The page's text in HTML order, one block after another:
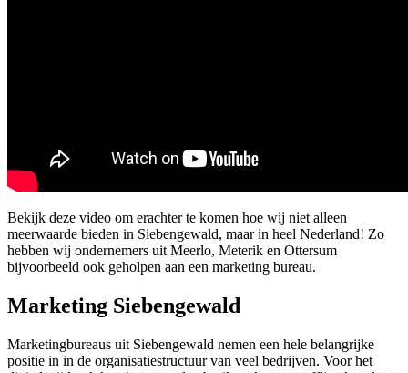
Bekijk deze video om erachter te komen hoe wij niet alleen
meerwaarde bieden in Siebengewald, maar in heel Nederland! Zo
hebben wij ondernemers uit Meerlo, Meterik en Ottersum
bijvoorbeeld ook geholpen aan een marketing bureau.
Marketing Siebengewald
Marketingbureaus uit Siebengewald nemen een hele belangrijke
positie in in de organisatiestructuur van veel bedrijven. Voor het